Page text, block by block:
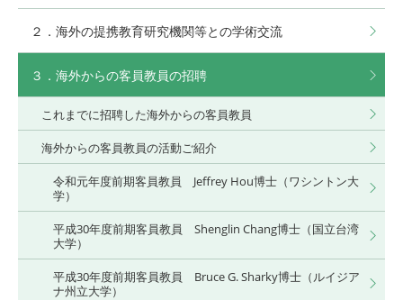
２．海外の提携教育研究機関等との学術交流
３．海外からの客員教員の招聘
これまでに招聘した海外からの客員教員
海外からの客員教員の活動ご紹介
令和元年度前期客員教員 Jeffrey Hou博士（ワシントン大
学）
平成30年度前期客員教員 Shenglin Chang博士（国立台湾
大学）
平成30年度前期客員教員 Bruce G. Sharky博士（ルイジア
ナ州立大学）